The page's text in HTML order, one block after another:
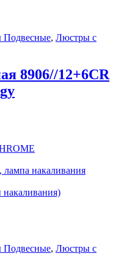
, Люстры с
8906//12+6CR
накаливания
, Люстры с